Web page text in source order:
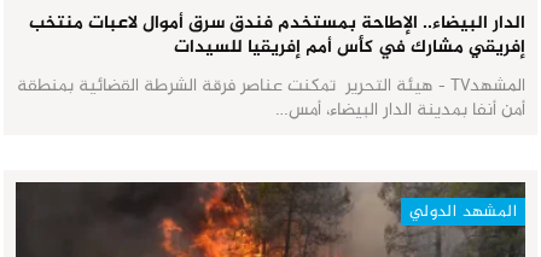
الدار البيضاء.. الإطاحة بمستخدم فندق سرق أموال لاعبات منتخب
إفريقي مشارك في كأس أمم إفريقيا للسيدات
المشهدTV - هيئة التحرير تمكنت عناصر فرقة الشرطة القضائية بمنطقة
أمن أنفا بمدينة الدار البيضاء، أمس…
المشهد الدولي